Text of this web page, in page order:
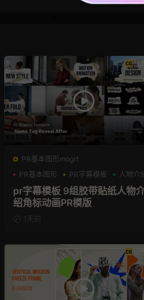
PR基本图形mogrt
PR基本图形
PR字幕模板 人物介
pr字幕模板 9组胶带贴纸人物
绍角标动画PR模版
1天前